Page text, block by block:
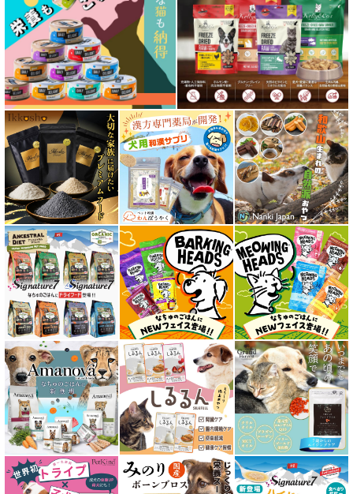
特集 ドッグフードの涙やけ対策
特集 穀物不使用 ドッグフード（ドライ）
フリーズドライ ドッグフード
エアドライ ドッグフード
愛猫用ウェット300円以下コーナー
全年齢対応 フード for CAT
キトン用 フード for CAT
成猫用 フード for CAT
シニア猫用 フード for CAT
皮膚・被毛ケア対応 フード for CAT